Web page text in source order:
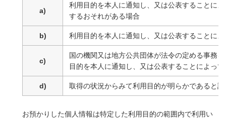
a)
利用目的を本人に通知し、又は公表することに
するおそれがある場合
b) 利用目的を本人に通知し、又は公表することに
c)
国の機関又は地方公共団体が法令の定める事務
目的を本人に通知し、又は公表することによっ
d) 取得の状況からみて利用目的が明らかであると
お預かりした個人情報は特定した利用目的の範囲内で利用い